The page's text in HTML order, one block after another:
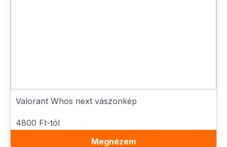
Valorant Whos next vászonkép
4800 Ft-tól
Megnézem